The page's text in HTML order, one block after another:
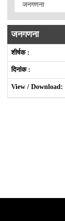
जनगणना